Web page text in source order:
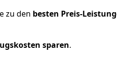
zu den besten Preis-
sparen.